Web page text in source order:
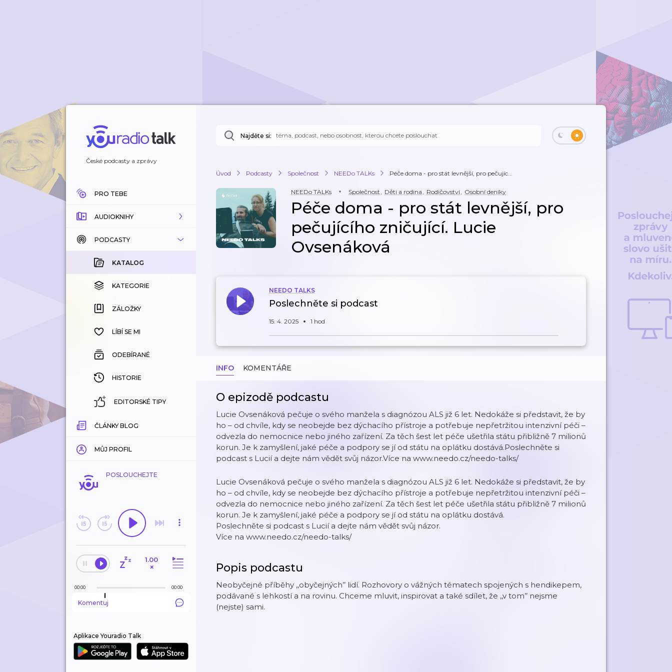
České podcasty a zprávy
PRO TEBE
AUDIOKNIHY
KATALOG
KOUPENÉ
KATEGORIE
ZÁLOŽKY
HISTORIE
PODCASTY
KATALOG
KATEGORIE
ZÁLOŽKY
LÍBÍ SE MI
ODEBÍRANÉ
HISTORIE
EDITORSKÉ TIPY
ČLÁNKY BLOG
MŮJ PROFIL
POSLOUCHEJTE
1.00
×
00:00 00:00
Komentuj
Aplikace Youradio Talk
Najděte si:
Úvod Podcasty Společnost NEEDo TALKs Péče doma - pro stát levnější, pro pečujíc...
NEEDo TALKs Společnost, Děti a rodina, Rodičovství, Osobní deníky
Péče doma - pro stát levnější, pro
pečujícího zničující. Lucie
Ovsenáková
NEEDO TALKS
Poslechněte si podcast
15. 4. 2025 1 hod
INFO KOMENTÁŘE
O epizodě podcastu
Lucie Ovsenáková pečuje o svého manžela s diagnózou ALS již 6 let. Nedokáže si představit, že by
ho – od chvíle, kdy se neobejde bez dýchacího přístroje a potřebuje nepřetržitou intenzivní péči –
odvezla do nemocnice nebo jiného zařízení. Za těch šest let péče ušetřila státu přibližně 7 milionů
korun. Je k zamyšlení, jaké péče a podpory se jí od státu na oplátku dostává.Poslechněte si
podcast s Lucií a dejte nám vědět svůj názor.Více na www.needo.cz/needo-talks/
Lucie Ovsenáková pečuje o svého manžela s diagnózou ALS již 6 let. Nedokáže si představit, že by
ho – od chvíle, kdy se neobejde bez dýchacího přístroje a potřebuje nepřetržitou intenzivní péči –
odvezla do nemocnice nebo jiného zařízení. Za těch šest let péče ušetřila státu přibližně 7 milionů
korun. Je k zamyšlení, jaké péče a podpory se jí od státu na oplátku dostává.
Poslechněte si podcast s Lucií a dejte nám vědět svůj názor.
Více na www.needo.cz/needo-talks/
Popis podcastu
Neobyčejné příběhy ‚‚obyčejných’’ lidí. Rozhovory o vážných tématech spojených s hendikepem,
podávané s lehkostí a na rovinu. Chceme mluvit, inspirovat a také sdílet, že ‚‚v tom’’ nejsme
(nejste) sami.